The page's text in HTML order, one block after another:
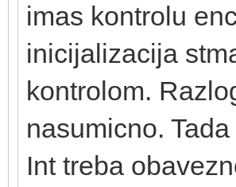
imas kontrolu
inicijalizacija
kontrolom.
nasumicno.
Int treba